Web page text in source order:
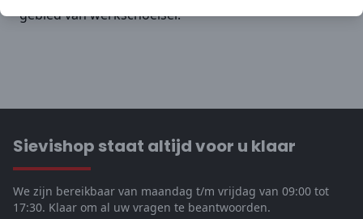
gebied van werkschoeisel.
Sievishop staat altijd voor u klaar
We zijn bereikbaar van maandag t/m vrijdag van 09:00 tot
17:30. Klaar om al uw vragen te beantwoorden.